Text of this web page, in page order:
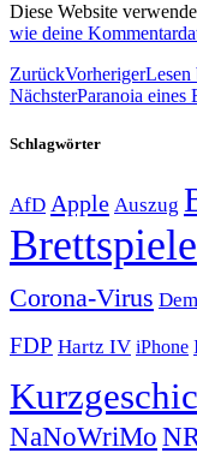
Diese Website
wie deine
ZurückVorherigerLesen
NächsterParanoia eines
Schlagwörter
AfD Apple Auszug
Brettspiele
Corona-Virus
FDP Hartz IV iPhone
NaNoWriMo